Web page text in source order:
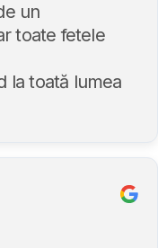
un
toate fetele
la toată lumea